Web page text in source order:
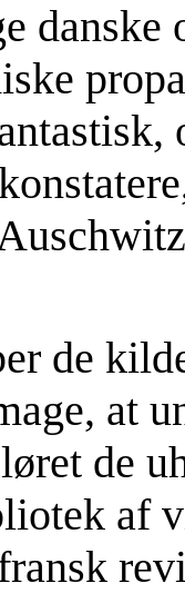
danske
de
at
de
af